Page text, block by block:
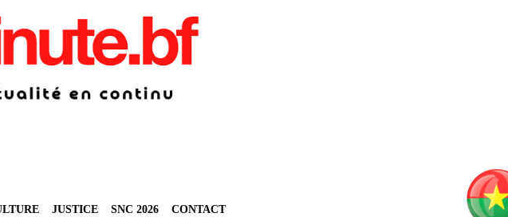
JUSTICE SNC 2026 CONTACT